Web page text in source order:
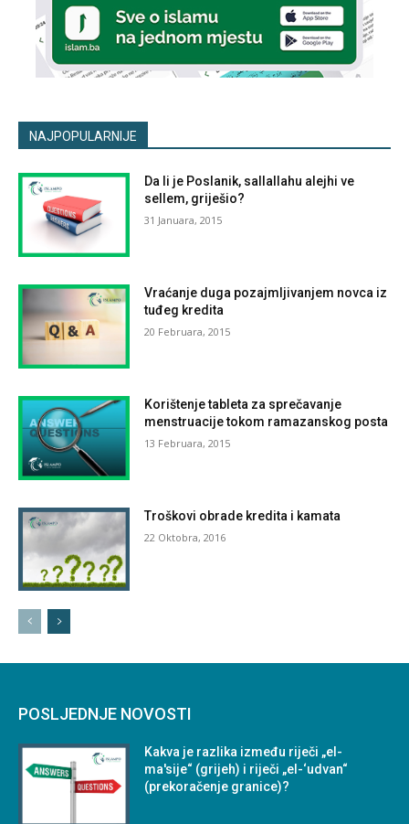
NAJPOPULARNIJE
Da li je Poslanik, sallallahu alejhi ve
sellem, griješio?
31 Januara, 2015
Vraćanje duga pozajmljivanjem novca iz
tuđeg kredita
20 Februara, 2015
Korištenje tableta za sprečavanje
menstruacije tokom ramazanskog posta
13 Februara, 2015
Troškovi obrade kredita i kamata
22 Oktobra, 2016
POSLJEDNJE NOVOSTI
Kakva je razlika između riječi „el-
ma'sije“ (grijeh) i riječi „el-‘udvan“
(prekoračenje granice)?